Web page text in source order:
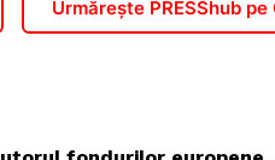
Urmărește PRESShub